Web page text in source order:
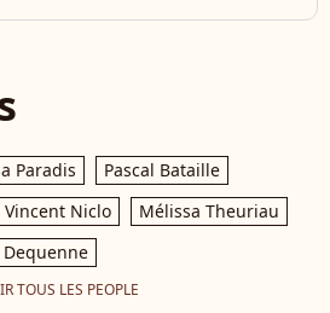
Paradis
Pascal Bataille
Vincent Niclo
Mélissa Theuriau
TOUS LES PEOPLE